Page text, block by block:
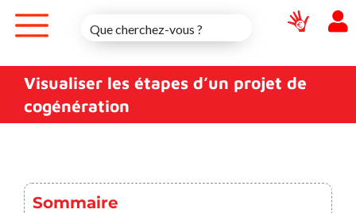
content
Visualiser les étapes d’un projet de
cogénération
Sommaire